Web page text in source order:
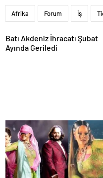
Afrika Forum İş
Batı Akdeniz İhracatı Şubat
Ayında Geriledi